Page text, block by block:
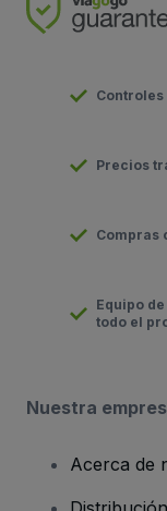
Precios
Compras
Equipo
todo el
Nuestra
Acerca de